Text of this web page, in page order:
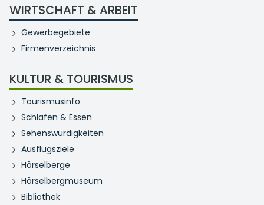
WIRTSCHAFT & ARBEIT
Gewerbegebiete
Firmenverzeichnis
KULTUR & TOURISMUS
Tourismusinfo
Schlafen & Essen
Sehenswürdigkeiten
Ausflugsziele
Hörselberge
Hörselbergmuseum
Bibliothek